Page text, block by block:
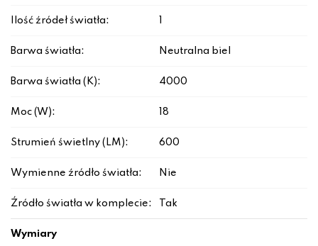
Ilość źródeł światła:
Barwa światła: Neutralna biel
Barwa światła (K): 4000
Moc (W): 18
Strumień świetlny (LM): 600
Wymienne źródło światła: Nie
Źródło światła w komplecie: Tak
Wymiary